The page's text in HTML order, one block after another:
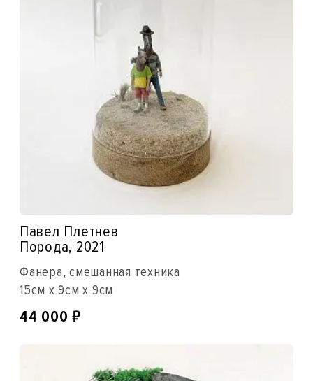
Павел Плетнев
Порода, 2021
Фанера, смешанная техника
15см x 9см x 9см
44 000₽